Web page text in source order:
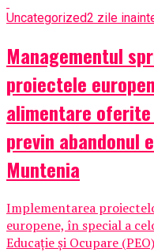
Uncategorized2 zile
Managementul
proiectele
alimentare
previn abandonul
Muntenia
Implementarea
europene, în special a
Educație și Ocupare